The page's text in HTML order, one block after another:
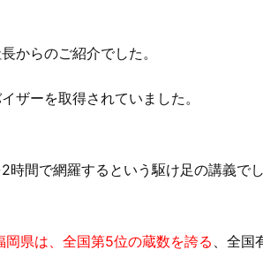
からのご紹介でした。
ザーを取得されていました。
時間で網羅するという駆け足の講義で
岡県は、全国第5位の蔵数を誇る 、全